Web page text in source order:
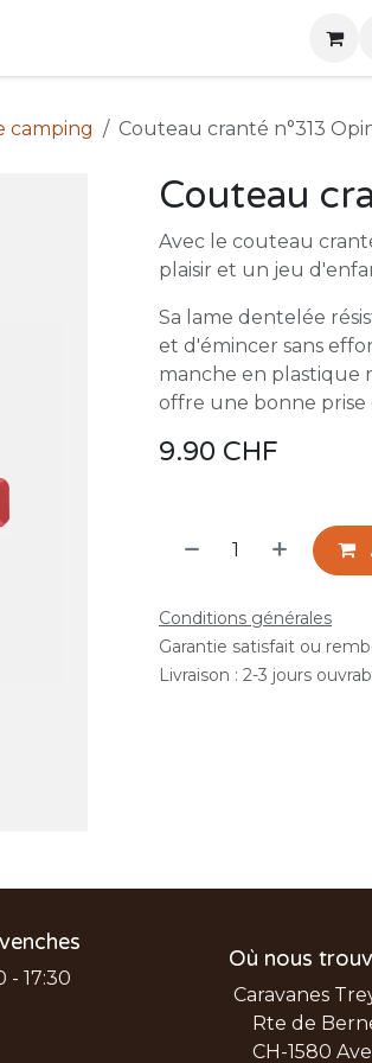
camping Couteau cranté n°313
Couteau
Avec le couteau
plaisir et un jeu
Sa lame dentelée
et d'émincer sans
manche en plastique
offre une bonne prise
9.90 CHF
Conditions générales
Garantie satisfait ou
Livraison : 2-3 jours
- 17:30
Où nous
Caravanes
Rte de
CH-1580